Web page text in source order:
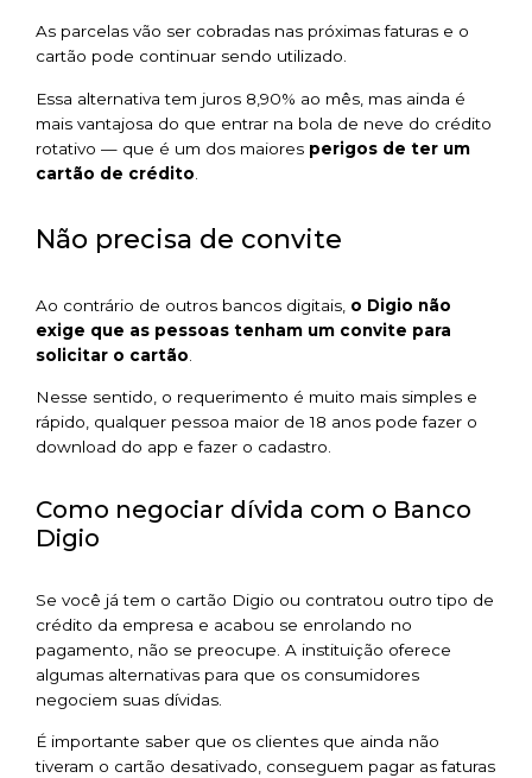
As parcelas vão ser cobradas nas próximas faturas e o
cartão pode continuar sendo utilizado.
Essa alternativa tem juros 8,90% ao mês, mas ainda é
mais vantajosa do que entrar na bola de neve do crédito
rotativo — que é um dos maiores perigos de ter um
cartão de crédito
Não precisa de convite
Ao contrário de outros bancos digitais, o Digio não
exige que as pessoas tenham um convite para
solicitar o cartão
Nesse sentido, o requerimento é muito mais simples e
rápido, qualquer pessoa maior de 18 anos pode fazer o
download do app e fazer o cadastro.
Como negociar dívida com o Banco
Digio
Se você já tem o cartão Digio ou contratou outro tipo de
crédito da empresa e acabou se enrolando no
pagamento, não se preocupe. A instituição oferece
algumas alternativas para que os consumidores
negociem suas dívidas.
É importante saber que os clientes que ainda não
tiveram o cartão desativado, conseguem pagar as faturas